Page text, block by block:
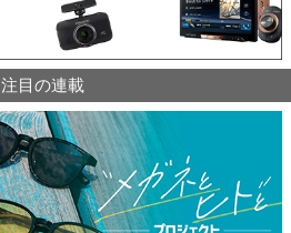
注目の連載